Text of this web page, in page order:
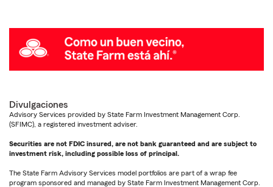
Divulgaciones
Advisory Services provided by State Farm Investment Management Corp.
(SFIMC), a registered investment adviser.
Securities are not FDIC insured, are not bank guaranteed and are subject to
investment risk, including possible loss of principal.
The State Farm Advisory Services model portfolios are part of a wrap fee
program sponsored and managed by State Farm Investment Management Corp.